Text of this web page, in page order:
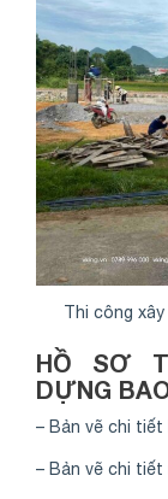
Thi công
HỒ SƠ
DỰNG
– Bản vẽ chi
– Bản vẽ chi